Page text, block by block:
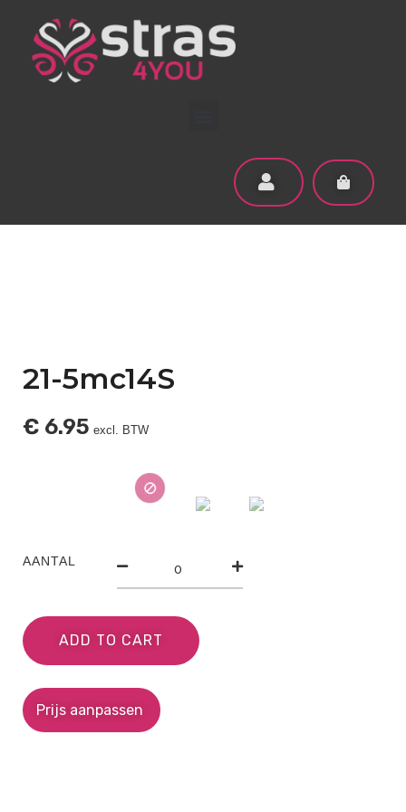
21-5mc14S
€ 6.95 excl. BTW
AANTAL
ADD TO CART
Prijs aanpassen